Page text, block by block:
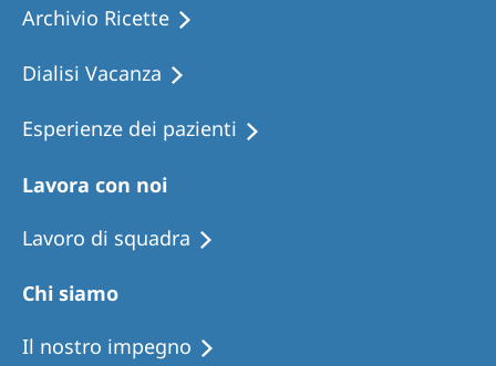
Archivio Ricette
Dialisi Vacanza
Esperienze dei pazienti
Lavora con noi
Lavoro di squadra
Chi siamo
Il nostro impegno